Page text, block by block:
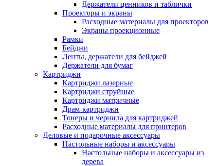
Держатели ценников и таблички
Проекторы и экраны
Расходные материалы для проекторов
Экраны проекционные
Рамки
Бейджи
Ленты, держатели для бейджей
Держатели для бумаг
Картриджи
Картриджи лазерные
Картриджи струйные
Картриджи матричные
Драм-картриджи
Тонеры и чернила для картриджей
Расходные материалы для принтеров
Деловые и подарочные аксессуары
Настольные наборы и аксессуары
Настольные наборы и аксессуары из
дерева